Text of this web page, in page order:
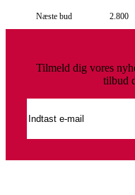
Næste bud 2.800
Tilmeld dig vores
tilbud